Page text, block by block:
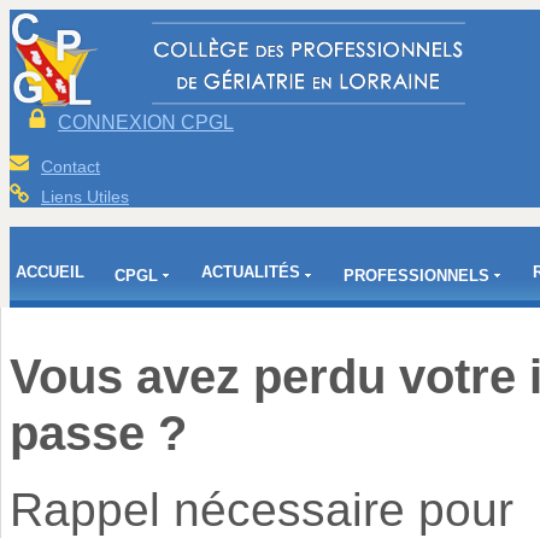
CONNEXION CPGL
Contact
Liens Utiles
ACCUEIL CPGL ACTUALITÉS PROFESSIONNELS
Vous avez perdu
passe ?
Rappel nécessaire pour